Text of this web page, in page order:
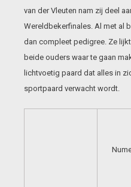
van der Vleuten nam zij deel
Wereldbekerfinales. Al met al
dan compleet pedigree. Ze
beide ouders waar te gaan
lichtvoetig paard dat alles in
sportpaard verwacht wordt.